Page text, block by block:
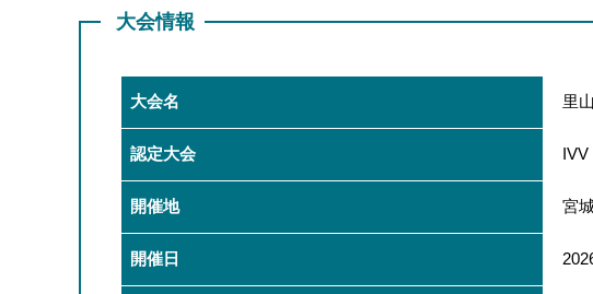
大会情報
大会名 里
認定大会 IVV
開催地 宮
開催日